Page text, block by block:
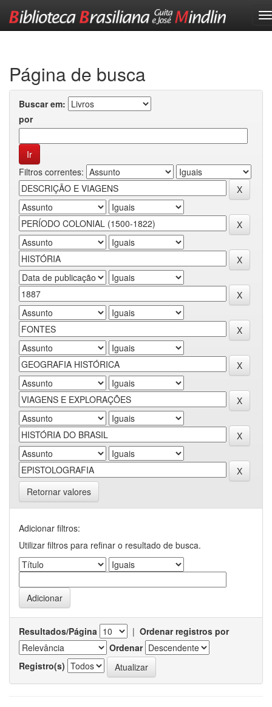
Página de busca
Buscar em:
por
Filtros correntes:
Retornar valores
Adicionar filtros:
Utilizar filtros para refinar o resultado de busca.
Resultados/Página | Ordenar registros por
Ordenar
Registro(s)